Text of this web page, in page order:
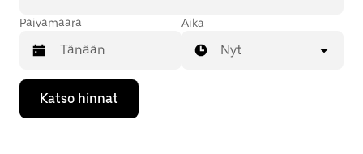
Päivämäärä
Valitse
päivämäärä
kalenterissa
Aika
Nyt
Katso hinnat